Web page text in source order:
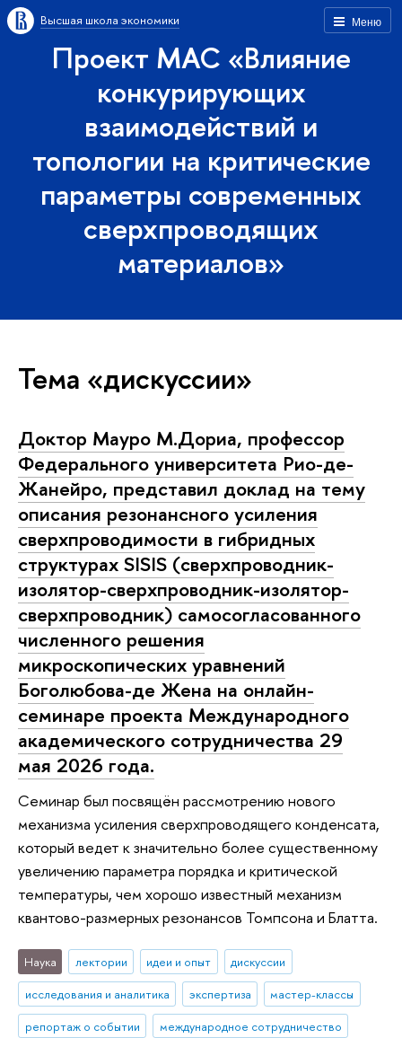
Меню
Высшая школа экономики
Проект МАС «Влияние
конкурирующих
взаимодействий и
топологии на критические
параметры современных
сверхпроводящих
материалов»
Тема «дискуссии»
Доктор Мауро М.Дориа, профессор
Федерального университета Рио-де-
Жанейро, представил доклад на тему
описания резонансного усиления
сверхпроводимости в гибридных
структурах SISIS (сверхпроводник-
изолятор-сверхпроводник-изолятор-
сверхпроводник) самосогласованного
численного решения
микроскопических уравнений
Боголюбова-де Жена на онлайн-
семинаре проекта Международного
академического сотрудничества 29
мая 2026 года.
Семинар был посвящён рассмотрению нового
механизма усиления сверхпроводящего конденсата,
который ведет к значительно более существенному
увеличению параметра порядка и критической
температуры, чем хорошо известный механизм
квантово-размерных резонансов Томпсона и Блатта.
Наука лектории идеи и опыт
дискуссии
исследования и аналитика
экспертиза
мастер-классы
репортаж о событии
международное сотрудничество